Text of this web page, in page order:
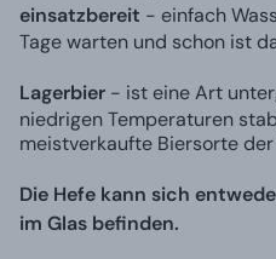
einsatzbereit - einfach
Tage warten und schon ist
Lagerbier - ist eine Art
niedrigen Temperaturen
meistverkaufte Biersorte der
Die Hefe kann sich
im Glas befinden.